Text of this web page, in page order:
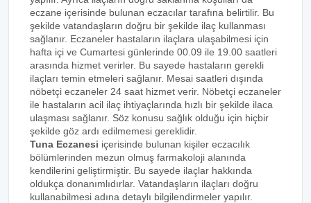
eczane içerisinde bulunan eczacılar tarafına belirtilir. Bu
şekilde vatandaşların doğru bir şekilde ilaç kullanması
sağlanır. Eczaneler hastaların ilaçlara ulaşabilmesi için
hafta içi ve Cumartesi günlerinde 00.09 ile 19.00 saatleri
arasında hizmet verirler. Bu sayede hastaların gerekli
ilaçları temin etmeleri sağlanır. Mesai saatleri dışında
nöbetçi eczaneler 24 saat hizmet verir. Nöbetçi eczaneler
ile hastaların acil ilaç ihtiyaçlarında hızlı bir şekilde ilaca
ulaşması sağlanır. Söz konusu sağlık olduğu için hiçbir
şekilde göz ardı edilmemesi gereklidir.
Tuna Eczanesi içerisinde bulunan kişiler eczacılık
bölümlerinden mezun olmuş farmakoloji alanında
kendilerini geliştirmiştir. Bu sayede ilaçlar hakkında
oldukça donanımlıdırlar. Vatandaşların ilaçları doğru
kullanabilmesi adına detaylı bilgilendirmeler yapılır.